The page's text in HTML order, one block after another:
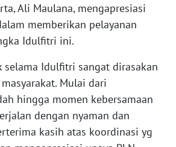
Ali Maulana, mengapresiasi
memberikan pelayanan
Idulfitri ini.
selama Idulfitri sangat dirasakan
Mulai dari
hingga momen kebersamaan
dengan nyaman dan
kasih atas koordinasi yg